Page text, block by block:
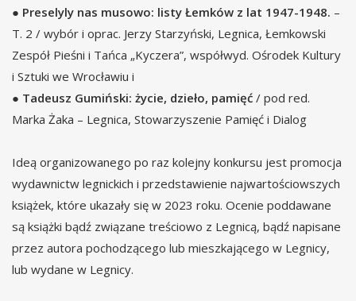
● Preselyly nas musowo: listy Łemków z lat 1947-1948. –
T. 2 / wybór i oprac. Jerzy Starzyński, Legnica, Łemkowski
Zespół Pieśni i Tańca „Kyczera”, współwyd. Ośrodek Kultury
i Sztuki we Wrocławiu i
● Tadeusz Gumiński: życie, dzieło, pamięć / pod red.
Marka Żaka – Legnica, Stowarzyszenie Pamięć i Dialog
Ideą organizowanego po raz kolejny konkursu jest promocja
wydawnictw legnickich i przedstawienie najwartościowszych
książek, które ukazały się w 2023 roku. Ocenie poddawane
są książki bądź związane treściowo z Legnicą, bądź napisane
przez autora pochodzącego lub mieszkającego w Legnicy,
lub wydane w Legnicy.